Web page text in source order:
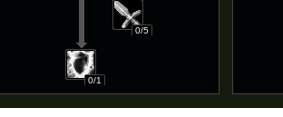
0/5
0/1